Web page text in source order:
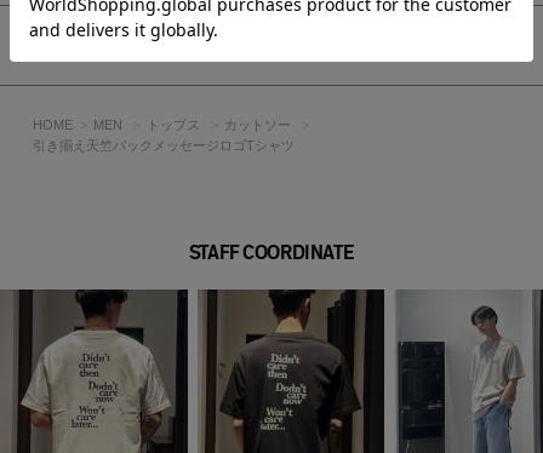
BLK/WHTはモノトーンコーディネートに、L/GRY・L/BLUは差
し色として活躍します。
■生地
耐久性・表面の美しさ・適度な厚みを兼ね備えた、高品質なT
シャツやカットソーに適した生地です。
透け感：なし
裏 地：なし
伸縮性：なし
光沢感：なし
■モデル身長：186cm、着用サイズ：Lサイズ
HOME MEN トップス
カットソー
引き揃え天竺バックメッセージロゴTシャツ
STAFF COORDINATE